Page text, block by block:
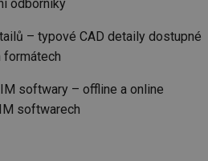
odborníky
– typové CAD detaily dostupné
formátech
softwary – offline a online
softwarech